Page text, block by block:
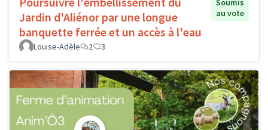
Jardin d'Aliénor par une longue
banquette ferrée et un accès à l'eau
Soumis
au vote
Louise-Adèle 2 3